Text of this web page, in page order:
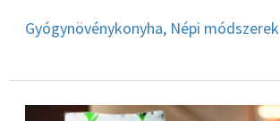
Gyógynövénykonyha, Népi módszerek